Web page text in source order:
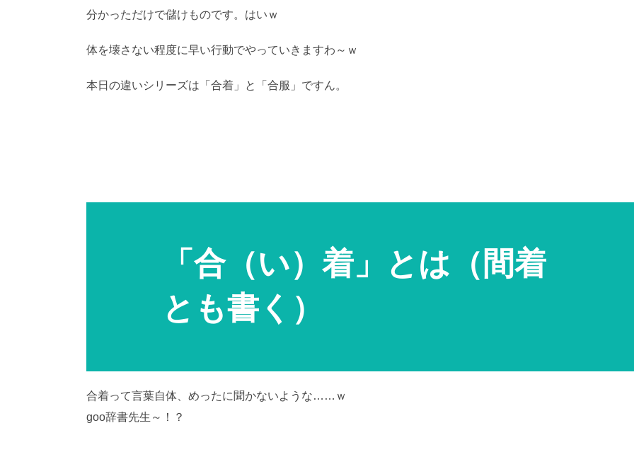
分かっただけで儲けものです。はいｗ
体を壊さない程度に早い行動でやっていきますわ～ｗ
本日の違いシリーズは「合着」と「合服」ですん。
「合（い）着」とは（間着
とも書く）
合着って言葉自体、めったに聞かないような……ｗ
goo辞書先生～！？